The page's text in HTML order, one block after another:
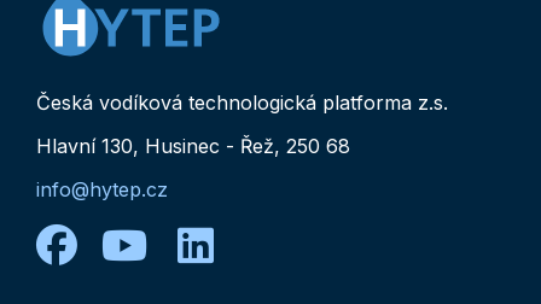
Česká vodíková technologická platforma z.s.
Hlavní 130, Husinec - Řež, 250 68
info@hytep.cz
facebook
youtube
linkedin